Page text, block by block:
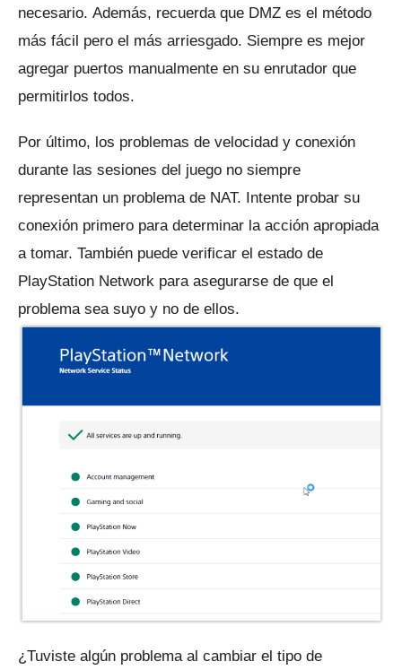
necesario. Además, recuerda que DMZ es el método
más fácil pero el más arriesgado. Siempre es mejor
agregar puertos manualmente en su enrutador que
permitirlos todos.
Por último, los problemas de velocidad y conexión
durante las sesiones del juego no siempre
representan un problema de NAT. Intente probar su
conexión primero para determinar la acción apropiada
a tomar. También puede verificar el estado de
PlayStation Network para asegurarse de que el
problema sea suyo y no de ellos.
¿Tuviste algún problema al cambiar el tipo de